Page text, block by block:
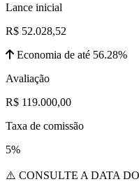
Lance inicial
R$ 52.028,52
Economia de até 56.28%
Avaliação
R$ 119.000,00
Taxa de comissão
5%
⚠️ CONSULTE A DATA